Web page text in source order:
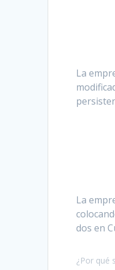
La
La
dos en
¿Por qué